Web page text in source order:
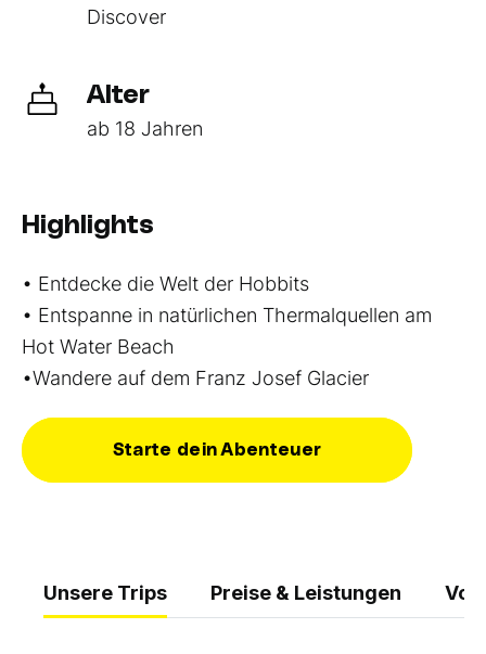
Discover
Alter
ab 18 Jahren
Highlights
• Entdecke die Welt der Hobbits
• Entspanne in natürlichen Thermalquellen am
Hot Water Beach
•Wandere auf dem Franz Josef Glacier
Starte dein Abenteuer
Unsere Trips Preise & Leistungen